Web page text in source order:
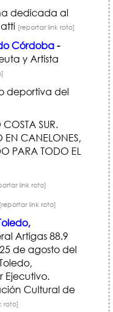
dedicada al
[reportar link roto]
Córdoba-
y Artista
deportiva del
SUR.
EN CANELONES,
PARA TODO EL
link roto]
[reportar link roto]
Artigas 88.9
de agosto del
Ejecutivo.
Cultural de
roto]